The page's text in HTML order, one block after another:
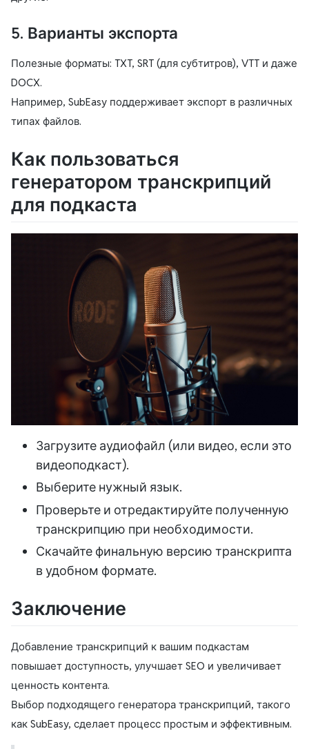
5. Варианты экспорта
Полезные форматы: TXT, SRT (для субтитров), VTT и даже
DOCX.
Например, SubEasy поддерживает экспорт в различных
типах файлов.
Как пользоваться
генератором транскрипций
для подкаста
Загрузите аудиофайл (или видео, если это
видеоподкаст).
Выберите нужный язык.
Проверьте и отредактируйте полученную
транскрипцию при необходимости.
Скачайте финальную версию транскрипта
в удобном формате.
Заключение
Добавление транскрипций к вашим подкастам
повышает доступность, улучшает SEO и увеличивает
ценность контента.
Выбор подходящего генератора транскрипций, такого
как SubEasy, сделает процесс простым и эффективным.